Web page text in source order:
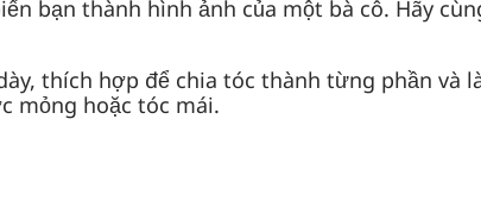
bạn thành hình ảnh của một bà cô. Hãy
thích hợp để chia tóc thành từng phần và
mỏng hoặc tóc mái.